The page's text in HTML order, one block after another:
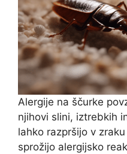
Alergije na ščurke
njihovi slini, iztrebkih
lahko razpršijo v
sprožijo alergijsko